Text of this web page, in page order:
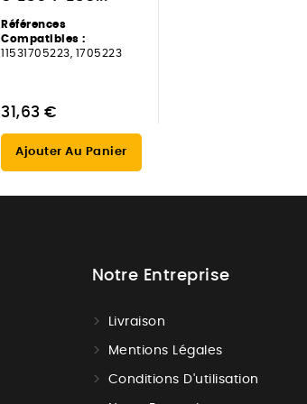
Références
Compatibles :
11531705223, 1705223
31,63 €
Ajouter Au Panier
Notre Entreprise
Livraison
Mentions Légales
Conditions D'utilisation